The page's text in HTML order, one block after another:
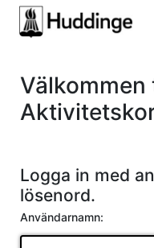
Välkommen
Logga in med
lösenord.
Användarnamn: